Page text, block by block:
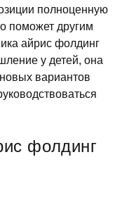
полноценную
поможет другим
айрис фолдинг
у детей, она
вариантов
фолдинг